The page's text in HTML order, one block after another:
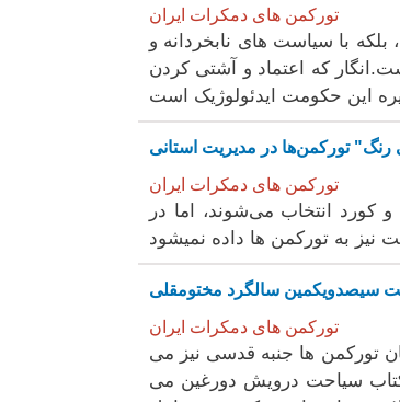
تورکمن های دمکرات ایران
با سیاست های نابخردانه و
که اعتماد و آشتی کردن
تورکمن های دمکرات ایران
کورد انتخاب می‌شوند، اما در
تورکمن های دمکرات ایران
تورکمن ها جنبه قدسی نیز می
آسیای میانه در کتاب سیاحت درویش دورغین می